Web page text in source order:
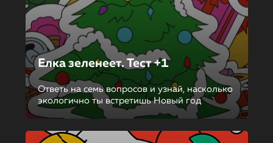
Елка зеленеет. Тест +1
Ответь на семь вопросов и узнай, насколько
экологично ты встретишь Новый год